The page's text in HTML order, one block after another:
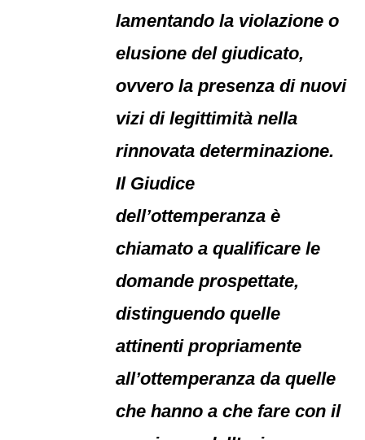
lamentando la violazione o
elusione del giudicato,
ovvero la presenza di nuovi
vizi di legittimità nella
rinnovata determinazione.
Il Giudice
dell’ottemperanza è
chiamato a qualificare le
domande prospettate,
distinguendo quelle
attinenti propriamente
all’ottemperanza da quelle
che hanno a che fare con il